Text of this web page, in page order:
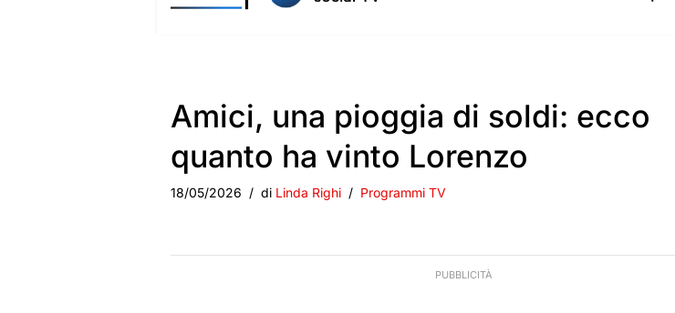
Amici, una pioggia di soldi: ecco
quanto ha vinto Lorenzo
18/05/2026 di Linda Righi Programmi TV